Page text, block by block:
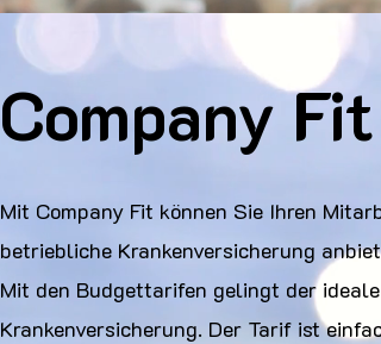
Company
Mit Company Fit können Sie Ihren
betriebliche Krankenversicherung
Mit den Budgettarifen gelingt der
Krankenversicherung. Der Tarif ist